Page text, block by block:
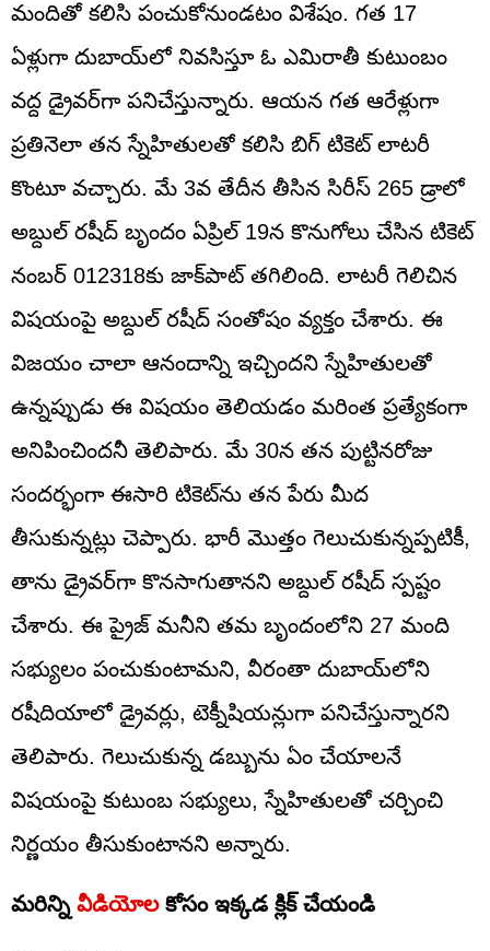
మందితో కలిసి పంచుకోనుండటం విశేషం. గత 17
ఏళ్లుగా దుబాయ్‌లో నివసిస్తూ ఓ ఎమిరాతీ కుటుంబం
వద్ద డ్రైవర్‌గా పనిచేస్తున్నారు. ఆయన గత ఆరేళ్లుగా
ప్రతినెలా తన స్నేహితులతో కలిసి బిగ్ టికెట్ లాటరీ
కొంటూ వచ్చారు. మే 3వ తేదీన తీసిన సిరీస్ 265 డ్రాలో
అబ్దుల్ రషీద్ బృందం ఏప్రిల్ 19న కొనుగోలు చేసిన టికెట్
నంబర్ 012318కు జాక్‌పాట్ తగిలింది. లాటరీ గెలిచిన
విషయంపై అబ్దుల్ రషీద్ సంతోషం వ్యక్తం చేశారు. ఈ
విజయం చాలా ఆనందాన్ని ఇచ్చిందని స్నేహితులతో
ఉన్నప్పుడు ఈ విషయం తెలియడం మరింత ప్రత్యేకంగా
అనిపించిందనీ తెలిపారు. మే 30న తన పుట్టినరోజు
సందర్భంగా ఈసారి టికెట్‌ను తన పేరు మీద
తీసుకున్నట్లు చెప్పారు. భారీ మొత్తం గెలుచుకున్నప్పటికీ,
తాను డ్రైవర్‌గా కొనసాగుతానని అబ్దుల్ రషీద్ స్పష్టం
చేశారు. ఈ ప్రైజ్ మనీని తమ బృందంలోని 27 మంది
సభ్యులం పంచుకుంటామని, వీరంతా దుబాయ్‌లోని
రషీదియాలో డ్రైవర్లు, టెక్నీషియన్లుగా పనిచేస్తున్నారని
తెలిపారు. గెలుచుకున్న డబ్బును ఏం చేయాలనే
విషయంపై కుటుంబ సభ్యులు, స్నేహితులతో చర్చించి
నిర్ణయం తీసుకుంటానని అన్నారు.
మరిన్ని వీడియోలకోసం ఇక్కడ క్లిక్ చేయండి